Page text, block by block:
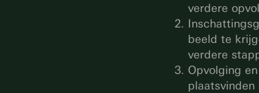
verdere
beeld te
verdere
Opvolging